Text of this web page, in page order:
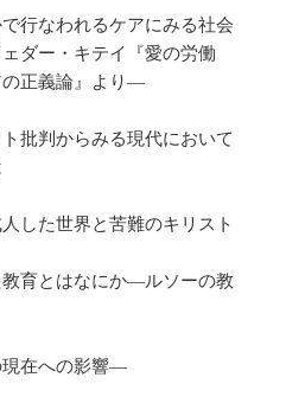
行なわれるケアにみる社会
ダー・キテイ『愛の労働
の正義論』より―
批判からみる現代において
した世界と苦難のキリスト
育とはなにか―ルソーの教
在への影響―